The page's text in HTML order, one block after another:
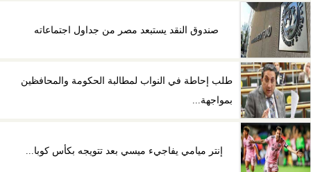
صندوق النقد يستبعد مصر من جداول اجتماعاته
طلب إحاطة في النواب لمطالبة الحكومة والمحافظين
بمواجهة...
إنتر ميامي يفاجيء ميسي بعد تتويجه بكأس كوبا...